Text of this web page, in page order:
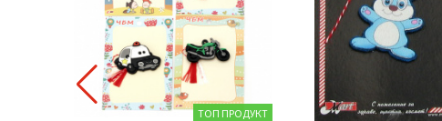
ТОП ПРОДУКТ